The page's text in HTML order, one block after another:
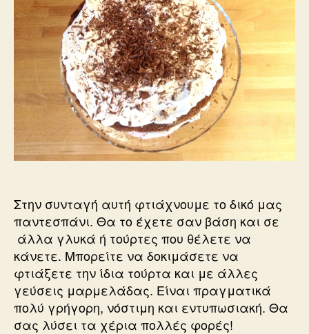
Στην συνταγή αυτή φτιάχνουμε το δικό μας
παντεσπάνι. Θα το έχετε σαν βάση και σε
άλλα γλυκά ή τούρτες που θέλετε να
κάνετε. Μπορείτε να δοκιμάσετε να
φτιάξετε την ίδια τούρτα και με άλλες
γεύσεις μαρμελάδας. Είναι πραγματικά
πολύ γρήγορη, νόστιμη και εντυπωσιακή. Θα
σας λύσει τα χέρια πολλές φορές!